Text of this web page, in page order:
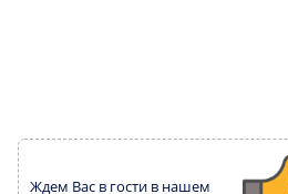
Ждем Вас в гости в нашем